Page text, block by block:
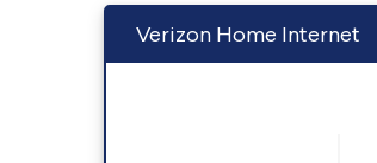
Verizon Home Internet